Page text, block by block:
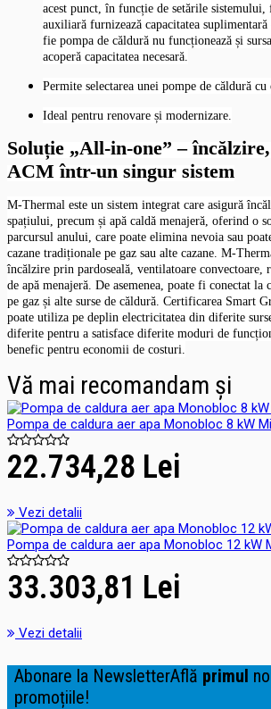
acest punct, în funcție de setările sistemului,
auxiliară furnizează capacitatea suplimentară
fie pompa de căldură nu funcționează și
acoperă capacitatea necesară.
Permite selectarea unei pompe de căldură cu
Ideal pentru renovare și modernizare.
Soluție „All-in-one” –
ACM într-un singur sistem
M-Thermal este un sistem integrat care asigură
spațiului, precum și apă caldă menajeră, oferind o
parcursul anului, care poate elimina nevoia sau
cazane tradiționale pe gaz sau alte cazane. M-
încălzire prin pardoseală, ventilatoare convectoare,
de apă menajeră. De asemenea, poate fi conectat la
pe gaz și alte surse de căldură. Certificarea Smart
poate utiliza pe deplin electricitatea din diferite
diferite pentru a satisface diferite moduri de
benefic pentru economii de costuri.
Vă mai recomandam și
Pompa de caldura aer apa Monobloc 8 kW
22.734,28 Lei
Vezi detalii
Pompa de caldura aer apa Monobloc 12 kW
33.303,81 Lei
Vezi detalii
Abonare la NewsletterAflă primul
promoțiile!